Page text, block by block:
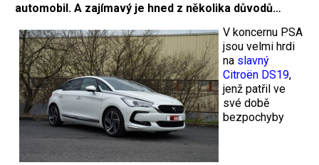
automobil. A zajímavý je hned z několika důvodů…
V koncernu PSA
jsou velmi hrdi
na slavný
Citroën DS19,
jenž patřil ve
své době
bezpochyby